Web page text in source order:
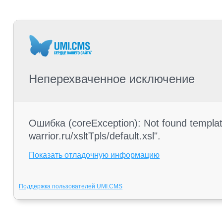
Неперехваченное исключение
Ошибка (coreException): Not found
warrior.ru/xsltTpls/default.xsl".
Показать отладочную информацию
Поддержка пользователей UMI.CMS